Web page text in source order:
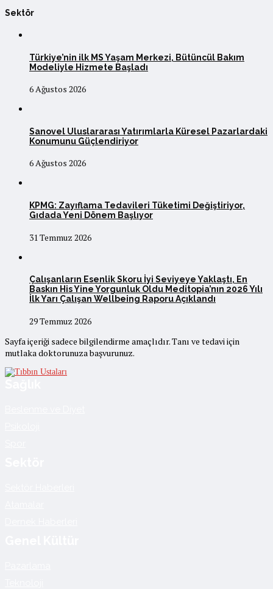
Sektör
Türkiye’nin ilk MS Yaşam Merkezi, Bütüncül Bakım
Modeliyle Hizmete Başladı
6 Ağustos 2026
Sanovel Uluslararası Yatırımlarla Küresel Pazarlardaki
Konumunu Güçlendiriyor
6 Ağustos 2026
KPMG: Zayıflama Tedavileri Tüketimi Değiştiriyor,
Gıdada Yeni Dönem Başlıyor
31 Temmuz 2026
Çalışanların Esenlik Skoru İyi Seviyeye Yaklaştı, En
Baskın His Yine Yorgunluk Oldu Meditopia’nın 2026 Yılı
İlk Yarı Çalışan Wellbeing Raporu Açıklandı
29 Temmuz 2026
Sayfa içeriği sadece bilgilendirme amaçlıdır. Tanı ve tedavi için
mutlaka doktorunuza başvurunuz.